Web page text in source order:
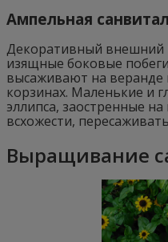
Ампельная
Декоративный внешний
изящные боковые
высаживают на веранде
корзинах. Маленькие и
эллипса, заостренные
всхожести,
Выращивание